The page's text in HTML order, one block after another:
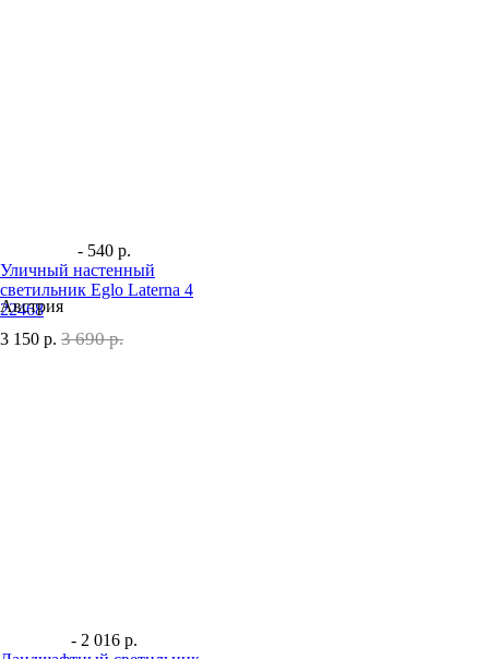
- 540 р.
Уличный настенный
светильник Eglo Laterna 4
22468
Австрия
3 150 р. 3 690 р.
- 2 016 р.